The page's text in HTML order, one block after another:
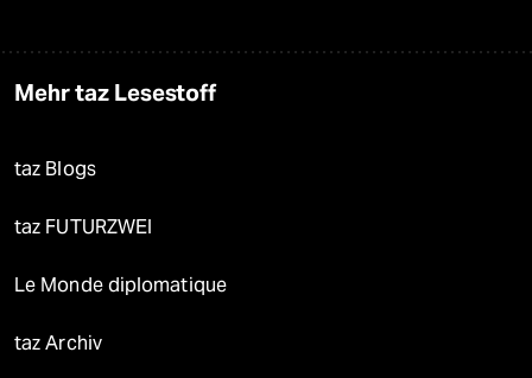
Mehr taz Lesestoff
taz Blogs
taz FUTURZWEI
Le Monde diplomatique
taz Archiv